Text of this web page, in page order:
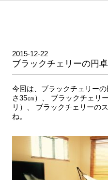
2015-12-22
ブラックチェリーの円
今回は、ブラックチェリー
さ35㎝）、 ブラックチェリ
リ）、 ブラックチェリーの
ね。